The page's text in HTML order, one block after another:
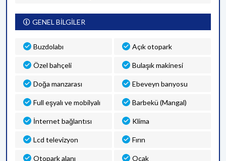
GENEL BİLGİLER
Buzdolabı Açık otopark
Özel bahçeli Bulaşık makinesi
Doğa manzarası Ebeveyn banyosu
Full eşyalı ve mobilyalı Barbekü (Mangal)
İnternet bağlantısı Klima
Lcd televizyon Fırın
Otopark alanı Ocak